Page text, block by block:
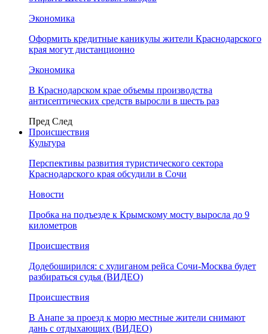
Экономика
Оформить кредитные каникулы жители Краснодарского
края могут дистанционно
Экономика
В Краснодарском крае объемы производства
антисептических средств выросли в шесть раз
Пред След
Происшествия
Культура
Перспективы развития туристического сектора
Краснодарского края обсудили в Сочи
Новости
Пробка на подъезде к Крымскому мосту выросла до 9
километров
Происшествия
Додебоширился: с хулиганом рейса Сочи-Москва будет
разбираться судья (ВИДЕО)
Происшествия
В Анапе за проезд к морю местные жители снимают
дань с отдыхающих (ВИДЕО)